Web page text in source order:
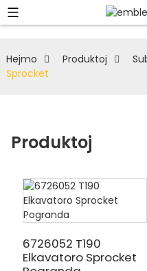
Hejmo Produktoj
Sprocket
Produktoj
6726052 T190
Elkavatoro Sprocket